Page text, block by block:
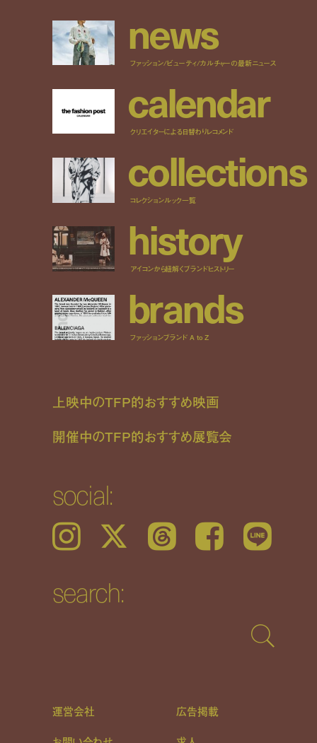
news
ファッション/ビューティ/カルチャーの最新ニュース
calendar
クリエイターによる日替わりレコメンド
collections
コレクションルック一覧
history
アイコンから紐解くブランドヒストリー
brands
ファッションブランド A to Z
上映中のTFP的おすすめ映画
開催中のTFP的おすすめ展覧会
social:
Instagram 𝕏 Threads Facebook LINE
search:
運営会社
広告掲載